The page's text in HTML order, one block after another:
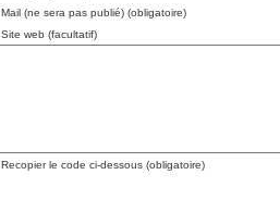
Mail (ne sera pas publié) (obligatoire)
Site web (facultatif)
Recopier le code ci-dessous (obligatoire)